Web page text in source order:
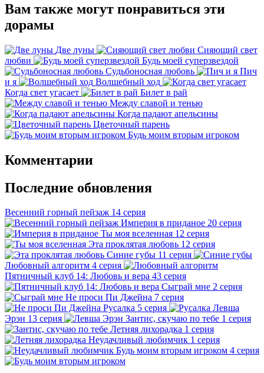
Вам также могут понравиться эти
дорамы
Две луны
Сияющий свет
любви
Будь моей суперзвездой
Судьбоносная любовь
Пич
и я
Волшебный ход
Когда свет угасает
Билет в рай
Между славой и тенью
Когда падают апельсины
Цветочный парень
Будь моим вторым игроком
Комментарии
Последние обновления
Весенний горный пейзаж 14 серия
Империя в приданое 20 серия
Ты моя вселенная 12 серия
Эта проклятая любовь 12 серия
Синие губы 11 серия
Любовный алгоритм 4 серия
Пятничный клуб 14: Любовь и вера 43 серия
Сыграй мне 2 серия
Не проси Пи Джейна 7 серия
Русалка 5 серия
Левша
Эрэн 13 серия Зантис, скучаю по тебе 1 серия
Летняя лихорадка 1 серия
Неудачливый любимчик 1 серия
Будь моим вторым игроком 4 серия